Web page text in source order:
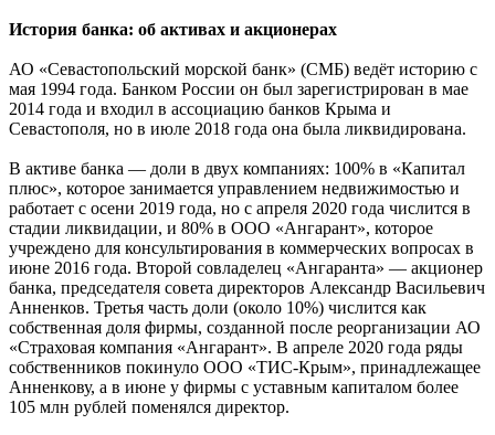
История банка: об активах и акционерах
АО «Севастопольский морской банк» (СМБ) ведёт историю с
мая 1994 года. Банком России он был зарегистрирован в мае
2014 года и входил в ассоциацию банков Крыма и
Севастополя, но в июле 2018 года она была ликвидирована.
В активе банка — доли в двух компаниях: 100% в «Капитал
плюс», которое занимается управлением недвижимостью и
работает с осени 2019 года, но с апреля 2020 года числится в
стадии ликвидации, и 80% в ООО «Ангарант», которое
учреждено для консультирования в коммерческих вопросах в
июне 2016 года. Второй совладелец «Ангаранта» — акционер
банка, председателя совета директоров Александр Васильевич
Анненков. Третья часть доли (около 10%) числится как
собственная доля фирмы, созданной после реорганизации АО
«Страховая компания «Ангарант». В апреле 2020 года ряды
собственников покинуло ООО «ТИС-Крым», принадлежащее
Анненкову, а в июне у фирмы с уставным капиталом более
105 млн рублей поменялся директор.